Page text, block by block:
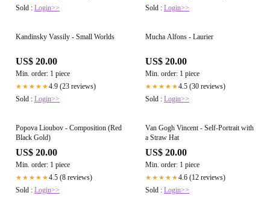
Sold : Login>>
Sold : Login>>
Kandinsky Vassily - Small Worlds
US$ 20.00
Min. order: 1 piece
★★★★★4.9 (23 reviews)
Sold : Login>>
Mucha Alfons - Laurier
US$ 20.00
Min. order: 1 piece
★★★★★4.5 (30 reviews)
Sold : Login>>
Popova Lioubov - Composition (Red
Black Gold)
US$ 20.00
Min. order: 1 piece
★★★★★4.5 (8 reviews)
Sold : Login>>
Van Gogh Vincent - Self-Portrait with
a Straw Hat
US$ 20.00
Min. order: 1 piece
★★★★★4.6 (12 reviews)
Sold : Login>>